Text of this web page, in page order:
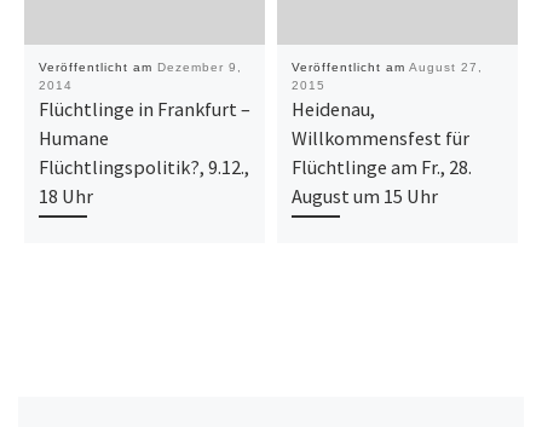
Veröffentlicht am Dezember 9,
2014
Flüchtlinge in Frankfurt –
Humane
Flüchtlingspolitik?, 9.12.,
18 Uhr
Veröffentlicht am August 27,
2015
Heidenau,
Willkommensfest für
Flüchtlinge am Fr., 28.
August um 15 Uhr